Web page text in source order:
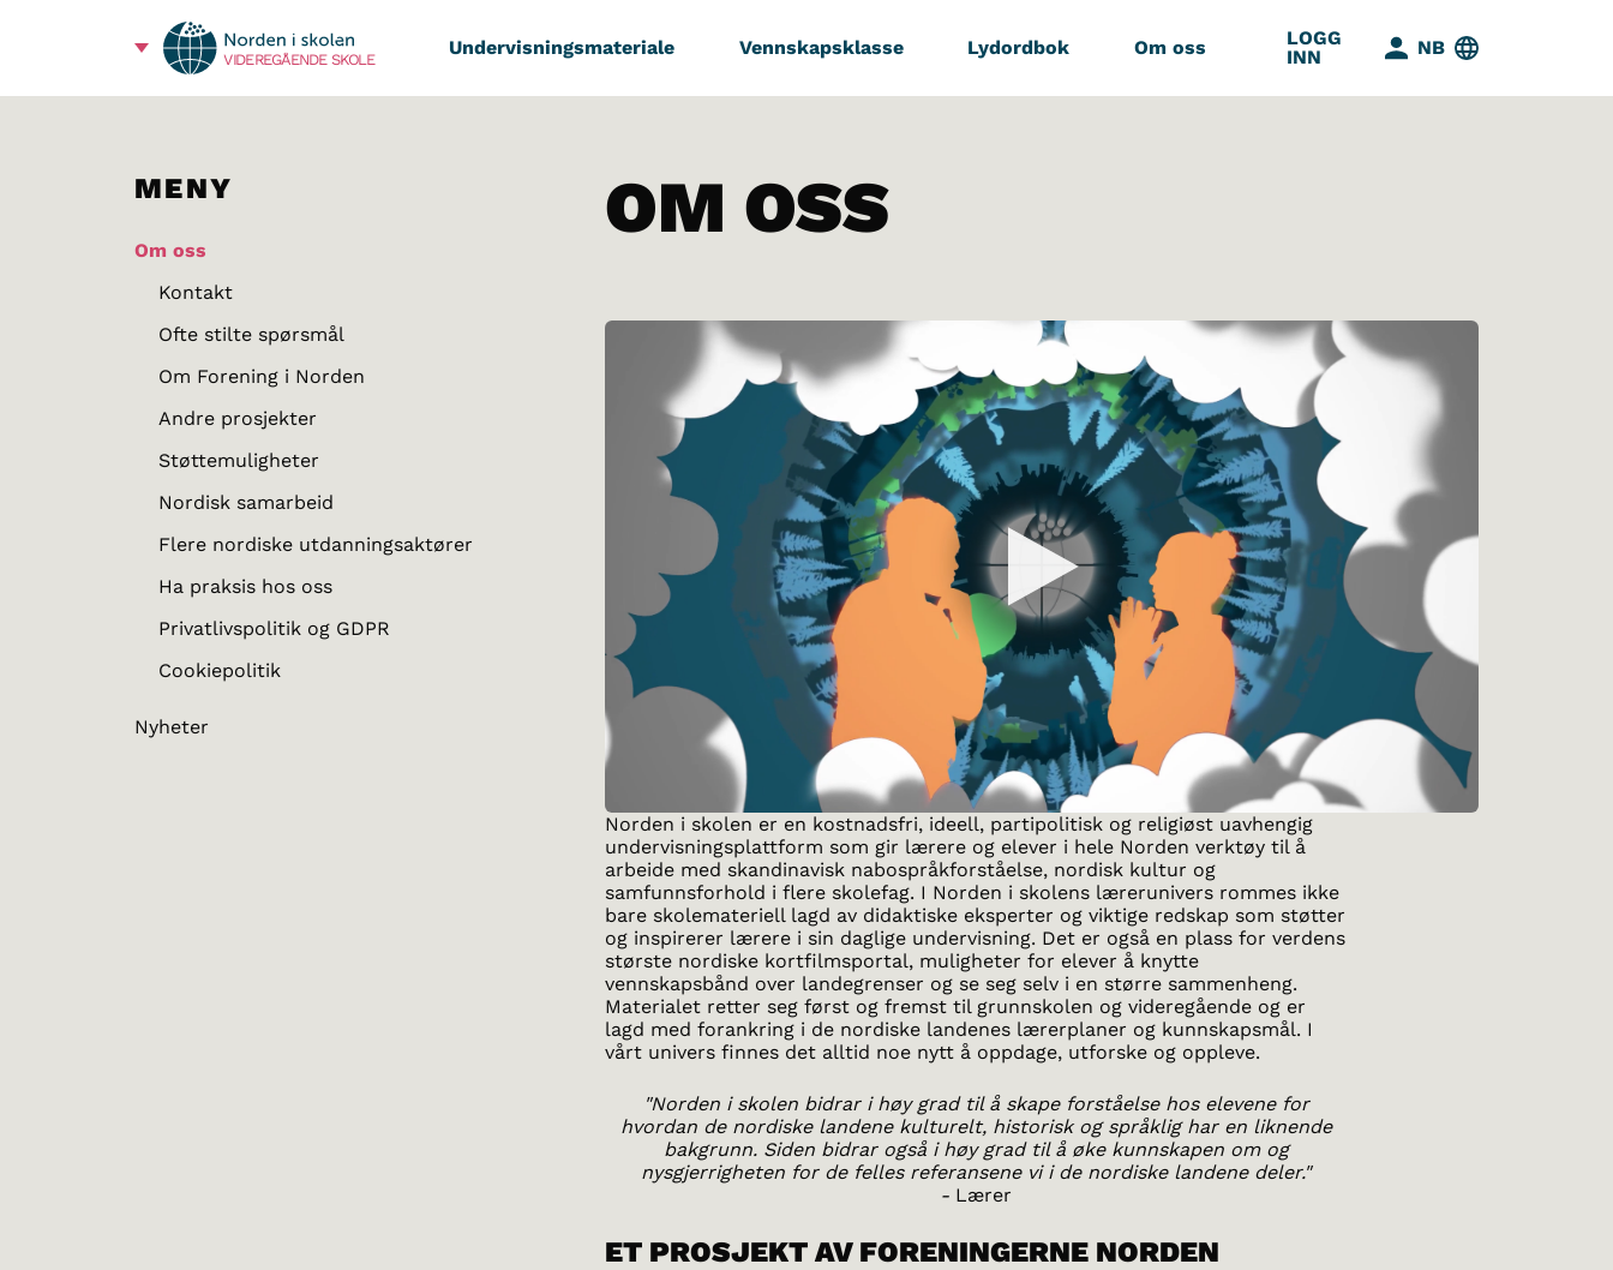
VIDEREGÅENDE SKOLE
Undervisningsmateriale Vennskapsklasse Lydordbok Om oss
LOGG
INN
NB
MENY
Om oss
Kontakt
Ofte stilte spørsmål
Om Forening i Norden
Andre prosjekter
Støttemuligheter
Nordisk samarbeid
Flere nordiske utdanningsaktører
Ha praksis hos oss
Privatlivspolitik og GDPR
Cookiepolitik
Nyheter
OM OSS
Norden i skolen er en kostnadsfri, ideell, partipolitisk og religiøst uavhengig
undervisningsplattform som gir lærere og elever i hele Norden verktøy til å
arbeide med skandinavisk nabospråkforståelse, nordisk kultur og
samfunnsforhold i flere skolefag. I Norden i skolens lærerunivers rommes ikke
bare skolemateriell lagd av didaktiske eksperter og viktige redskap som støtter
og inspirerer lærere i sin daglige undervisning. Det er også en plass for verdens
største nordiske kortfilmsportal, muligheter for elever å knytte
vennskapsbånd over landegrenser og se seg selv i en større sammenheng.
Materialet retter seg først og fremst til grunnskolen og videregående og er
lagd med forankring i de nordiske landenes lærerplaner og kunnskapsmål. I
vårt univers finnes det alltid noe nytt å oppdage, utforske og oppleve.
"Norden i skolen bidrar i høy grad til å skape forståelse hos elevene for
hvordan de nordiske landene kulturelt, historisk og språklig har en liknende
bakgrunn. Siden bidrar også i høy grad til å øke kunnskapen om og
nysgjerrigheten for de felles referansene vi i de nordiske landene deler."
- Lærer
ET PROSJEKT AV FORENINGERNE NORDEN